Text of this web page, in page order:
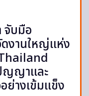
บมือ
งานใหญ่แห่ง
ญญาและ
ย่างเข้มแข็ง